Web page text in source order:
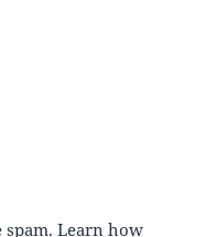
spam.Learn how